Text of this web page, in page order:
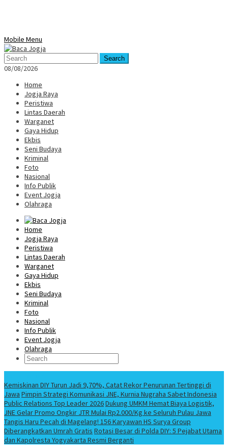
Mobile Menu
Search
08/08/2026
Home
Jogja Raya
Peristiwa
Lintas Daerah
Warganet
Gaya Hidup
Ekbis
Seni Budaya
Kriminal
Foto
Nasional
Info Publik
Event Jogja
Olahraga
Home
Jogja Raya
Peristiwa
Lintas Daerah
Warganet
Gaya Hidup
Ekbis
Seni Budaya
Kriminal
Foto
Nasional
Info Publik
Event Jogja
Olahraga
Kemiskinan DIY Turun Jadi 9,70%, Catat Rekor Penurunan Tertinggi di
Jawa Pimpin Strategi Komunikasi JNE, Kurnia Nugraha Sabet Indonesia
Public Relations Top Leader 2026Dukung UMKM Hemat Biaya Logistik,
JNE Gelar Promo Ongkir JTR Mulai Rp2.000/Kg ke Seluruh Pulau Jawa
Tangis Haru Pecah di Magelang! 156 Karyawan HS Surya Group
Diberangkatkan Umrah Gratis Rotasi Besar di Polda DIY: 5 Pejabat Utama
dan Kapolresta Yogyakarta Resmi Berganti